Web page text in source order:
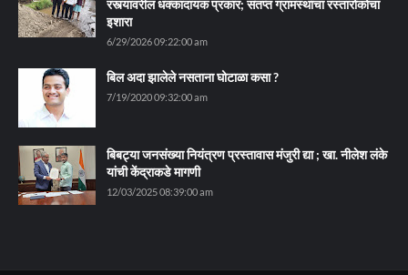
रस्त्यावरील धक्कादायक प्रकार; संतप्त ग्रामस्थांचा रस्तारोकोचा
इशारा
6/29/2026 09:22:00 am
बिल अदा झालेले नसताना घोटाळा कसा ?
7/19/2020 09:32:00 am
बिबट्या जनसंख्या नियंत्रण प्रस्तावास मंजुरी द्या ; खा. नीलेश लंके
यांची केंद्राकडे मागणी
12/03/2025 08:39:00 am